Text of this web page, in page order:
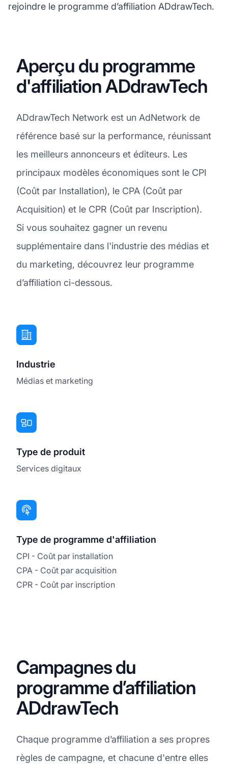
rejoindre le programme d’affiliation ADdrawTech.
Aperçu du programme
d'affiliation ADdrawTech
ADdrawTech Network est un AdNetwork de
référence basé sur la performance, réunissant
les meilleurs annonceurs et éditeurs. Les
principaux modèles économiques sont le CPI
(Coût par Installation), le CPA (Coût par
Acquisition) et le CPR (Coût par Inscription).
Si vous souhaitez gagner un revenu
supplémentaire dans l'industrie des médias et
du marketing, découvrez leur programme
d’affiliation ci-dessous.
Industrie
Médias et marketing
Type de produit
Services digitaux
Type de programme d'affiliation
CPI - Coût par installation
CPA - Coût par acquisition
CPR - Coût par inscription
Campagnes du
programme d’affiliation
ADdrawTech
Chaque programme d’affiliation a ses propres
règles de campagne, et chacune d'entre elles